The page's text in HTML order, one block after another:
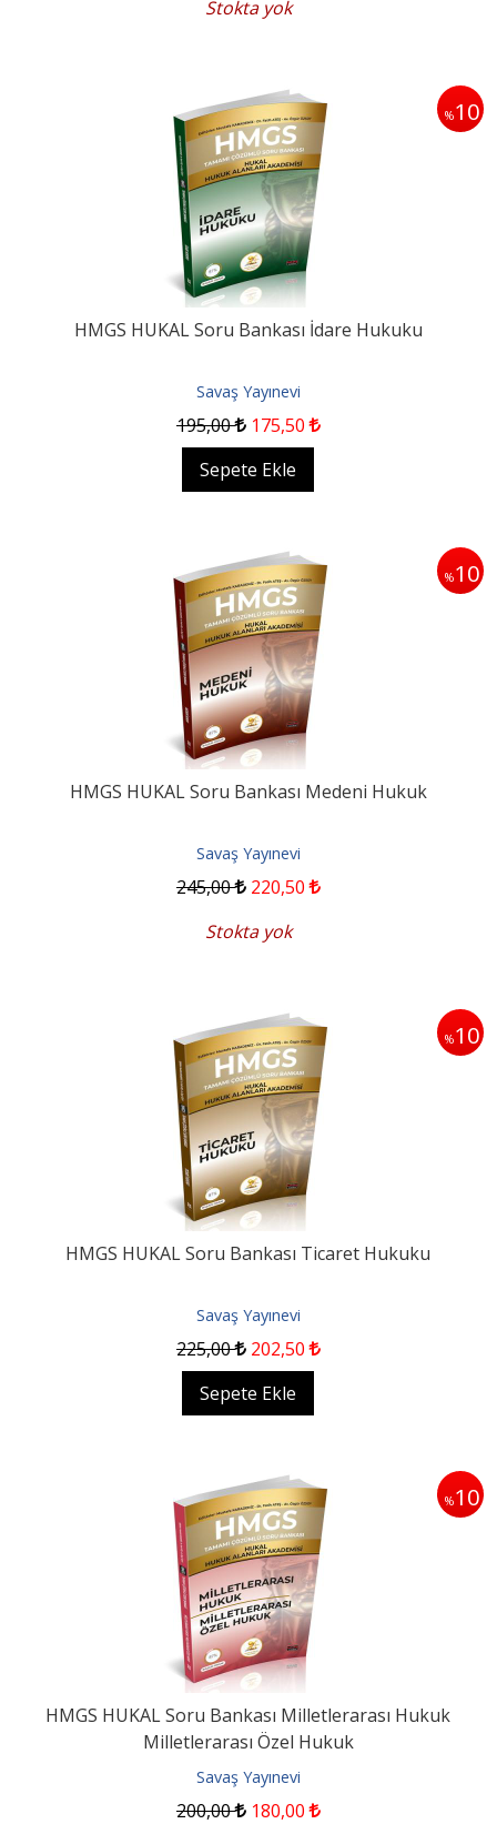
Stokta yok
%10
HMGS HUKAL Soru Bankası İdare Hukuku
Savaş Yayınevi
195,00 175,50
Sepete Ekle
%10
HMGS HUKAL Soru Bankası Medeni Hukuk
Savaş Yayınevi
245,00 220,50
Stokta yok
%10
HMGS HUKAL Soru Bankası Ticaret Hukuku
Savaş Yayınevi
225,00 202,50
Sepete Ekle
%10
HMGS HUKAL Soru Bankası Milletlerarası Hukuk
Milletlerarası Özel Hukuk
Savaş Yayınevi
200,00 180,00